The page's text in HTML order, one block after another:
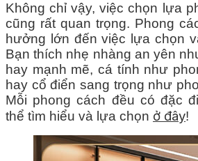
Không chỉ vậy, việc chọn lựa
cũng rất quan trọng. Phong
hưởng lớn đến việc lựa chọn
Bạn thích nhẹ nhàng an yên
hay mạnh mẽ, cá tính như
hay cổ điển sang trọng như
Mỗi phong cách đều có đặc
thể tìm hiểu và lựa chọn ở đây!